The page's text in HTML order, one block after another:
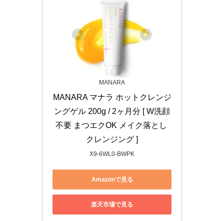
MANARA
MANARA マナラ ホットクレンジ
ングゲル 200g / 2ヶ月分 [ W洗顔
不要 まつエクOK メイク落とし
クレンジング ]
X9-6WL0-BWPK
Amazonで見る
楽天市場で見る